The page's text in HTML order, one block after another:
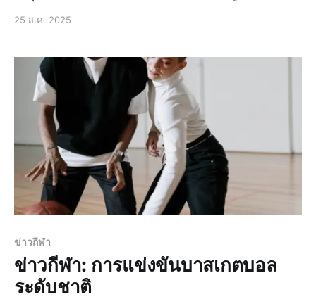
แวดล้อมและภาวะโลกร้อนกำลังเป็นปัญหาที่ทั่วโลกต้อง
โอกาสมากมายในการลงทุนในเทคโนโลยี
25 ส.ค. 2025
ข่าวกีฬา
ข่าวกีฬา: การแข่งขันบาสเกตบอล
ระดับชาติ